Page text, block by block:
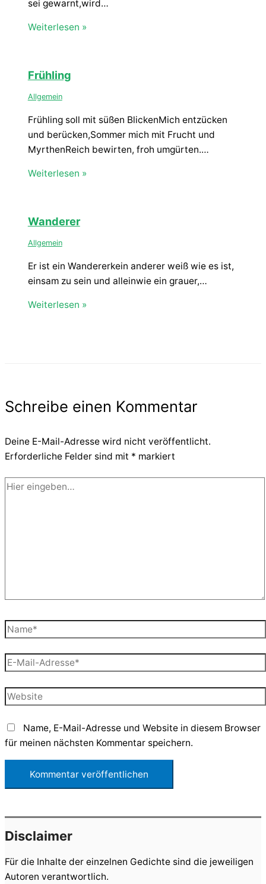
sei gewarnt,wird…
Weiterlesen »
Frühling
Allgemein
Frühling soll mit süßen BlickenMich entzücken
und berücken,Sommer mich mit Frucht und
MyrthenReich bewirten, froh umgürten.…
Weiterlesen »
Wanderer
Allgemein
Er ist ein Wandererkein anderer weiß wie es ist,
einsam zu sein und alleinwie ein grauer,…
Weiterlesen »
Schreibe einen Kommentar
Deine E-Mail-Adresse wird nicht veröffentlicht.
Erforderliche Felder sind mit * markiert
Hier
Name*
E-
Mail-
Adresse*
Website
Name, E-Mail-Adresse und Website in diesem Browser
für meinen nächsten Kommentar speichern.
Disclaimer
Für die Inhalte der einzelnen Gedichte sind die jeweiligen
Autoren verantwortlich.